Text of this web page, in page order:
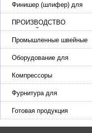
стропы
Финишер (шлифер) для
обуви
ПРОИЗВОДСТВО
РЕМНЕЙ, СУМОК,
КОЖГАЛАНТЕРЕИ
Промышленные швейные
машины для кожи, обуви
Оборудование для
производства и резки
эластичной ленты и стропы
Компрессоры
Фурнитура для
производства ремней
Готовая продукция